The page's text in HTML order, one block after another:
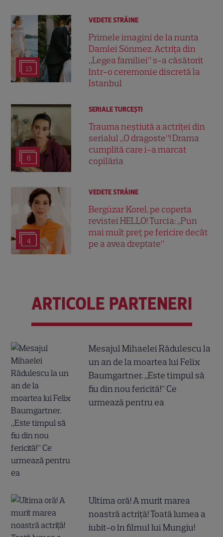
13
VEDETE STRĂINE
Primele imagini de la nunta
Damlei Sönmez. Actrița din
„Legea familiei” s-a căsătorit
într-o ceremonie discretă la
Istanbul
6
SERIALE TURCEŞTI
Trauma neștiută a actriței din
serialul „O dragoste”! Drama
cumplită care i-a marcat
copilăria
4
VEDETE STRĂINE
Bergüzar Korel, pe coperta
revistei HELLO! Turcia: „Pun
mai mult preț pe fericire decât
pe a avea dreptate”
ARTICOLE PARTENERI
Mesajul Mihaelei Rădulescu la
un an de la moartea lui Felix
Baumgartner. „Este timpul să
fiu din nou fericită!” Ce
urmează pentru ea
Ultima oră! A murit marea
noastră actriță! Toată lumea a
iubit-o în filmul lui Mungiu!